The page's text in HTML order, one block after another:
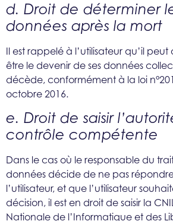
d. Droit de déterminer
données après la mort
Il est rappelé à l’utilisateur qu’il
être le devenir de ses données
décède, conformément à la loi
octobre 2016.
e. Droit de saisir
contrôle compétente
Dans le cas où le responsable du
données décide de ne pas
l’utilisateur, et que l’utilisateur
décision, il est en droit de saisir la
Nationale de l’Informatique et des